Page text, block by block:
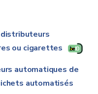
billets
4.616,54
en matières
ou cigarettes
automatiques de
automatisés